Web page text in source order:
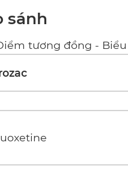
sánh
tương đồng - Biểu